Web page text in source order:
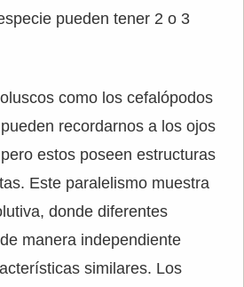
pueden tener 2 o 3
como los cefalópodos
recordarnos a los ojos
estos poseen estructuras
Este paralelismo muestra
donde diferentes
manera independiente
similares. Los